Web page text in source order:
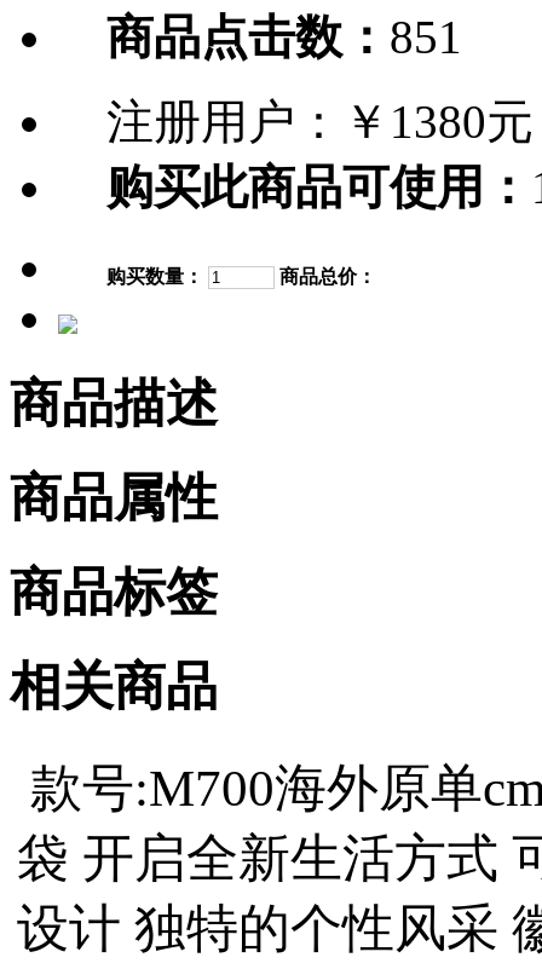
商品点击数： 851
注册用户：
￥1380元
购买此商品可使用：
购买数量： 商品总价：
商品描述
商品属性
商品标签
相关商品
款号:M700海外原单
袋 开启全新生活方式
设计 独特的个性风采